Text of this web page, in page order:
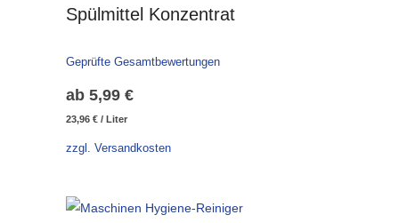
Spülmittel Konzentrat
Geprüfte Gesamtbewertungen
ab 5,99 €
23,96 € / Liter
zzgl. Versandkosten